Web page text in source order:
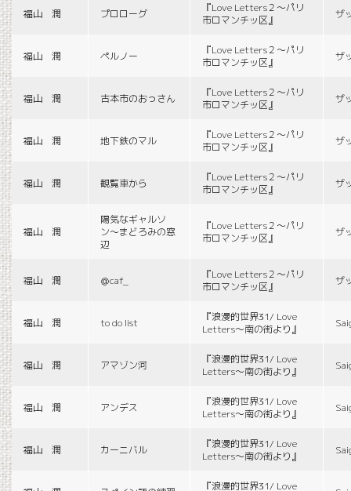
福山 潤 プロローグ
『Love Letters２〜パリ
市ロマンチッ区』
ザ
福山 潤 ペルノー
『Love Letters２〜パリ
市ロマンチッ区』
ザ
福山 潤 古本市のおっさん
『Love Letters２〜パリ
市ロマンチッ区』
ザ
福山 潤 地下鉄のマル
『Love Letters２〜パリ
市ロマンチッ区』
ザ
福山 潤 観覧車から
『Love Letters２〜パリ
市ロマンチッ区』
ザ
福山 潤
陽気なギャルソ
ン〜まどろみの窓
辺
『Love Letters２〜パリ
市ロマンチッ区』
ザ
福山 潤 ＠caf_
『Love Letters２〜パリ
市ロマンチッ区』
ザ
福山 潤 to do list
『浪漫的世界31/ Love
Letters〜南の街より』
福山 潤 アマゾン河
『浪漫的世界31/ Love
Letters〜南の街より』
福山 潤 アンデス
『浪漫的世界31/ Love
Letters〜南の街より』
福山 潤 カーニバル
『浪漫的世界31/ Love
Letters〜南の街より』
『浪漫的世界31/ Love